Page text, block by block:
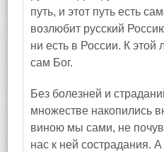
путь, и этот путь есть
возлюбит русский
ни есть в России. К этой
сам Бог.
Без болезней и
множестве накопились
виною мы сами, не
нас к ней сострадания.